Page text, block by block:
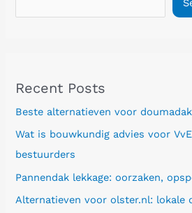
Recent Posts
Beste alternatieven voor
Wat is bouwkundig advies voor
bestuurders
Pannendak lekkage: oorzaken,
Alternatieven voor olster.nl: lokale